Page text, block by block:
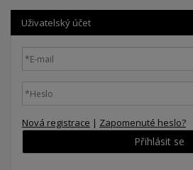
Uživatelský účet
Nová registrace | Zapomenuté heslo?
Přihlásit se